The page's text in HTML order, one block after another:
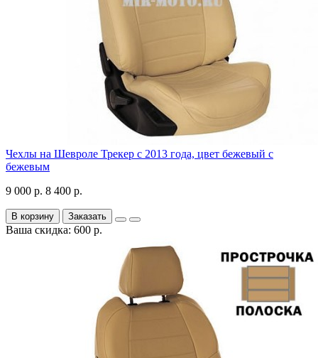
Чехлы на Шевроле Трекер с 2013 года, цвет бежевый с
бежевым
9 000 р. 8 400 р.
В корзину Заказать
Ваша скидка: 600 р.